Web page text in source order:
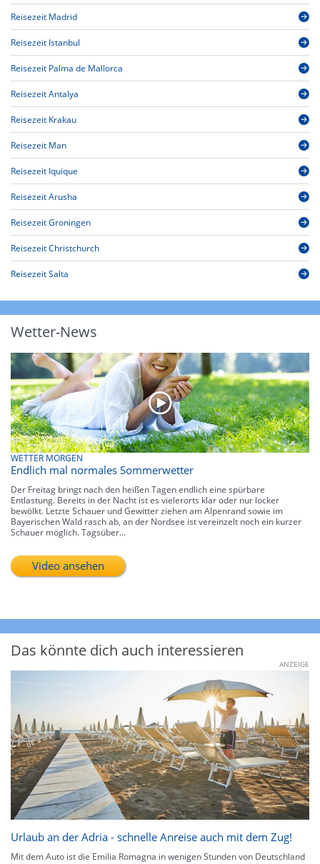
Reisezeit Madrid
Reisezeit Istanbul
Reisezeit Palma de Mallorca
Reisezeit Antalya
Reisezeit Krakau
Reisezeit Man
Reisezeit Iquique
Reisezeit Arusha
Reisezeit Groningen
Reisezeit Christchurch
Reisezeit Salta
Wetter-News
WETTER MORGEN
Endlich mal normales Sommerwetter
Der Freitag bringt nach den heißen Tagen endlich eine spürbare
Entlastung. Bereits in der Nacht ist es vielerorts klar oder nur locker
bewölkt. Letzte Schauer und Gewitter ziehen am Alpenrand sowie im
Bayerischen Wald rasch ab, an der Nordsee ist vereinzelt noch ein kurzer
Schauer möglich. Tagsüber...
Video ansehen
Das könnte dich auch interessieren
ANZEIGE
Urlaub an der Adria - schnelle Anreise auch mit dem Zug!
Mit dem Auto ist die Emilia Romagna in wenigen Stunden von Deutschland